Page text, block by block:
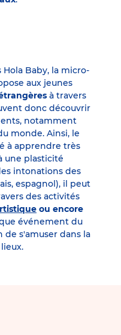
Baby, la micro-
aux jeunes
à travers
donc découvrir
notamment
monde. Ainsi, le
à apprendre très
une plasticité
intonations des
espagnol), il peut
des activités
ou encore
événement du
s'amuser dans la